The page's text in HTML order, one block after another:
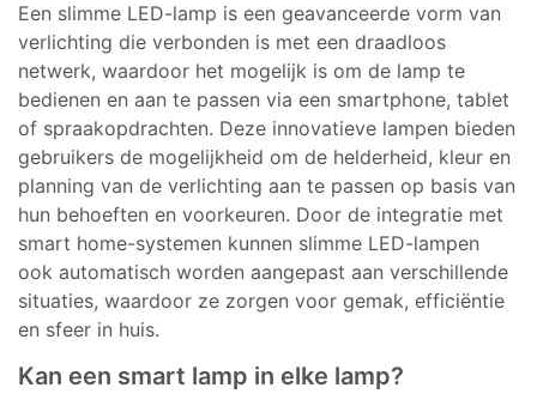
Een slimme LED-lamp is een geavanceerde vorm van
verlichting die verbonden is met een draadloos
netwerk, waardoor het mogelijk is om de lamp te
bedienen en aan te passen via een smartphone, tablet
of spraakopdrachten. Deze innovatieve lampen bieden
gebruikers de mogelijkheid om de helderheid, kleur en
planning van de verlichting aan te passen op basis van
hun behoeften en voorkeuren. Door de integratie met
smart home-systemen kunnen slimme LED-lampen
ook automatisch worden aangepast aan verschillende
situaties, waardoor ze zorgen voor gemak, efficiëntie
en sfeer in huis.
Kan een smart lamp in elke lamp?